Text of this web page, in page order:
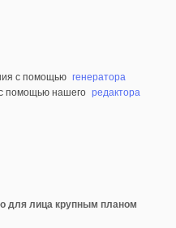
с помощью генератора
помощью нашего редактора
для лица крупным планом